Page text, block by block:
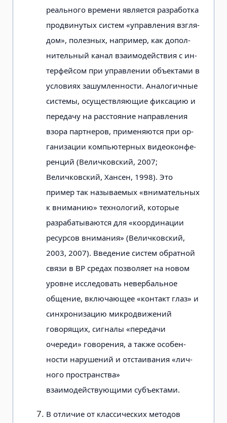
реального времени является разработка
продвинутых систем «управления взгля­
дом», полезных, например, как допол­
нительный канал взаимодействия с ин­
терфейсом при управлении объектами в
условиях зашумленности. Аналогичные
системы, осуществляющие фиксацию и
передачу на расстояние направления
взора партнеров, применяются при ор­
ганизации компьютерных видеоконфе­
ренций (Величковский, 2007;
Величковский, Хансен, 1998). Это
пример так называемых «внимательных
к вниманию» технологий, которые
разрабатываются для «координации
ресурсов внимания» (Величковский,
2003, 2007). Введение систем обратной
связи в ВР средах по­зволяет на новом
уровне исследовать невербальное
общение, включающее «контакт глаз» и
синхронизацию микро­движений
говорящих, сигналы «переда­чи
очереди» говорения, а также особен­
ности нарушений и отстаивания «лич­
ного пространства»
взаимодействующими субъектами.
В отличие от классических мето­дов